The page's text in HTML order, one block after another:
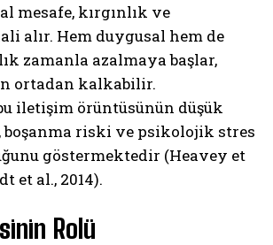
mesafe, kırgınlık ve
alır. Hem duygusal hem de
zamanla azalmaya başlar,
ortadan kalkabilir.
iletişim örüntüsünün düşük
riski ve psikolojik stres
göstermektedir (Heavey et
et al., 2014).
Rolü